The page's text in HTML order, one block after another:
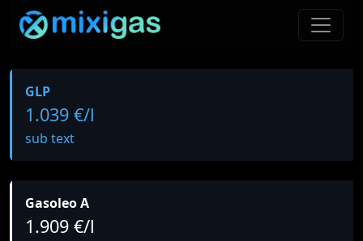
GLP
1.039 €/l
sub text
Gasoleo A
1.909 €/l